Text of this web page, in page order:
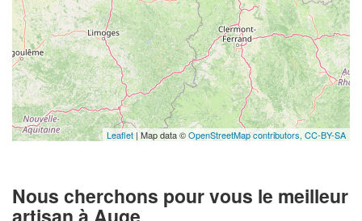
Leaflet | Map data ©OpenStreetMap contributors, CC-BY-SA
Nous cherchons pour vous le meilleur